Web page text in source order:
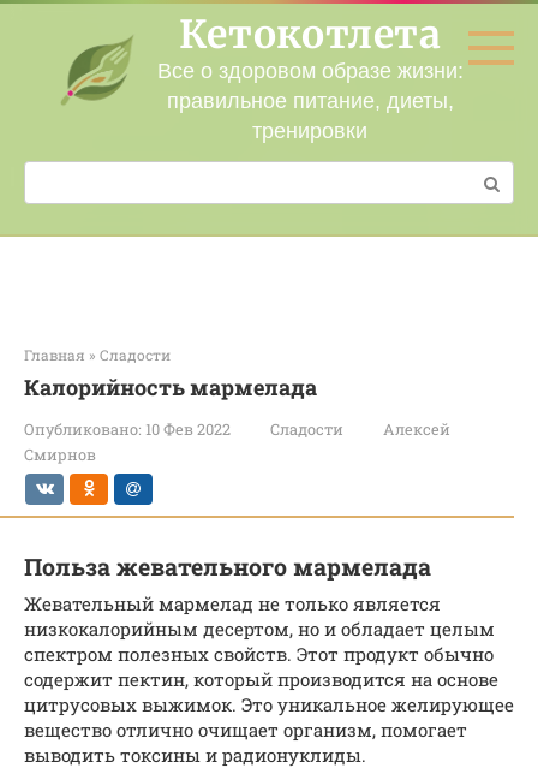
Перейти
контенту
Кетокотлета
Все о здоровом образе жизни:
правильное питание, диеты,
тренировки
Поиск:
Главная » Сладости
Калорийность мармелада
Опубликовано: 10 Фев 2022 Сладости
Алексей
Смирнов
Польза жевательного мармелада
Жевательный мармелад не только является
низкокалорийным десертом, но и обладает целым
спектром полезных свойств. Этот продукт обычно
содержит пектин, который производится на основе
цитрусовых выжимок. Это уникальное желирующее
вещество отлично очищает организм, помогает
выводить токсины и радионуклиды.